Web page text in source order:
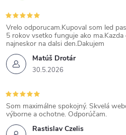
Matúš Drotár
30.5.2026
Vrelo odporucam.Kupoval som led
5 rokov vsetko funguje ako
najneskor na dalsi den.Dakujem
Rastislav Czelis
Som maximálne spokojný. Skvelá
výborne a ochotne. Odporúčam.